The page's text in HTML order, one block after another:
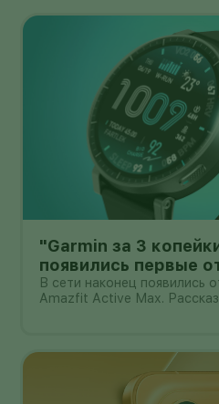
"Garmin за 3
появились первые
Active Max с
В сети наконец появились
Amazfit Active Max.